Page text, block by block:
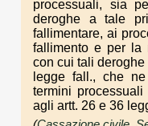
processuali, sia
deroghe a tale
fallimentare, ai
fallimento e per la
con cui tali
legge fall., che
termini
agli artt. 26 e 36